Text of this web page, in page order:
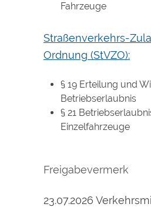
Fahrzeuge
Straßenverkehrs-
Ordnung (StVZO):
§ 19 Erteilung und
Betriebserlaubnis
§ 21
Einzelfahrzeuge
Freigabevermerk
23.07.2026